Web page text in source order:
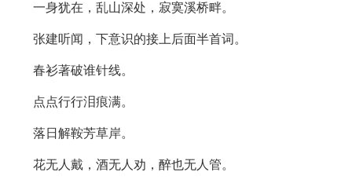
一身犹在，乱山深处，寂寞溪桥畔。
张建听闻，下意识的接上后面半首词。
春衫著破谁针线。
点点行行泪痕满。
落日解鞍芳草岸。
花无人戴，酒无人劝，醉也无人管。